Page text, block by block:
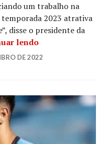
um trabalho na
2023 atrativa
disse o presidente da
lendo
DE 2022